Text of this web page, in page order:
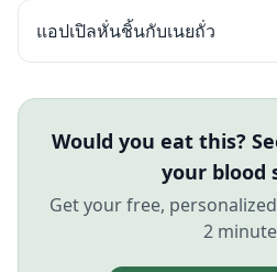
แอปเปิลหั่นชิ้นกับเนยถั่ว
Would you eat this?
your blood
Get your free,
2